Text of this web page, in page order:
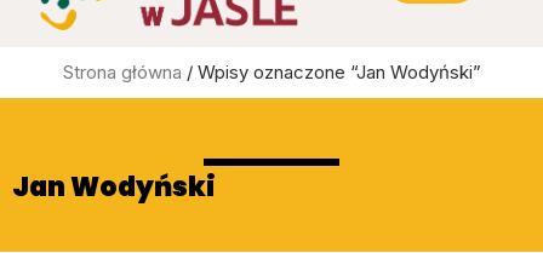
Strona główna / Wpisy oznaczone “Jan Wodyński”
Jan Wodyński